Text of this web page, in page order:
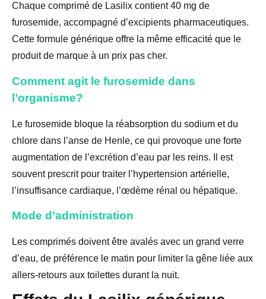
Chaque comprimé de Lasilix contient 40 mg de
furosemide, accompagné d’excipients pharmaceutiques.
Cette formule générique offre la même efficacité que le
produit de marque à un prix pas cher.
Comment agit le furosemide dans
l’organisme?
Le furosemide bloque la réabsorption du sodium et du
chlore dans l’anse de Henle, ce qui provoque une forte
augmentation de l’excrétion d’eau par les reins. Il est
souvent prescrit pour traiter l’hypertension artérielle,
l’insuffisance cardiaque, l’œdème rénal ou hépatique.
Mode d’administration
Les comprimés doivent être avalés avec un grand verre
d’eau, de préférence le matin pour limiter la gêne liée aux
allers-retours aux toilettes durant la nuit.